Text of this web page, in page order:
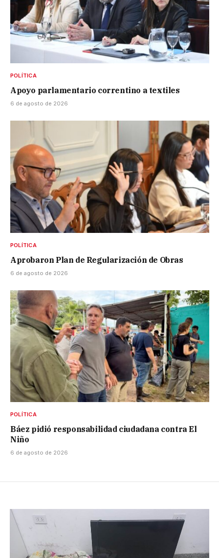
POLÍTICA
Apoyo parlamentario correntino a textiles
6 de agosto de 2026
POLÍTICA
Aprobaron Plan de Regularización de Obras
6 de agosto de 2026
POLÍTICA
Báez pidió responsabilidad ciudadana contra El
Niño
6 de agosto de 2026